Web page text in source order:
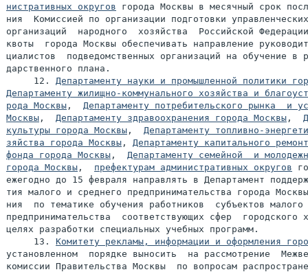
нистративных округов города Москвы в месячный срок
ния  Комиссией по организации подготовки
организаций  народного  хозяйства  Российской
квоты  города Москвы обеспечивать направление
циалистов  подведомственных организаций на обучение в
дарственного плана.
     12.
Департаменту науки и промышленной политики
Департаменту жилищно-коммунального хозяйства и
рода Москвы , Департаменту потребительского рынка  и
Москвы , Департаменту здравоохранения города Москвы ,
культуры города Москвы , Департаменту топливно-
зяйства города Москвы , Департаменту капитального
фонда города Москвы , Департаменту семейной  и
города Москвы , префектурам административных округов
ежегодно до 15 февраля направлять в Департамент
тия малого и среднего предпринимательства города
ния  по тематике обучения работников  субъектов
предпринимательства  соответствующих сфер  городского
целях разработки специальных учебных программ.
     13.
Комитету рекламы, информации и оформления
установленном  порядке выносить  на рассмотрение
комиссии Правительства Москвы  по вопросам